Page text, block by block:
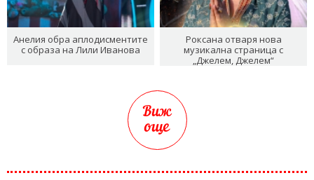
Анелия обра аплодисментите
с образа на Лили Иванова
Роксана отваря нова
музикална страница с
„Джелем, Джелем“
Виж
още